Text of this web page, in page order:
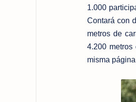
1.000
Contará con
metros de
4.200
misma